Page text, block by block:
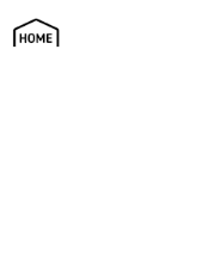
スタッフ紹介